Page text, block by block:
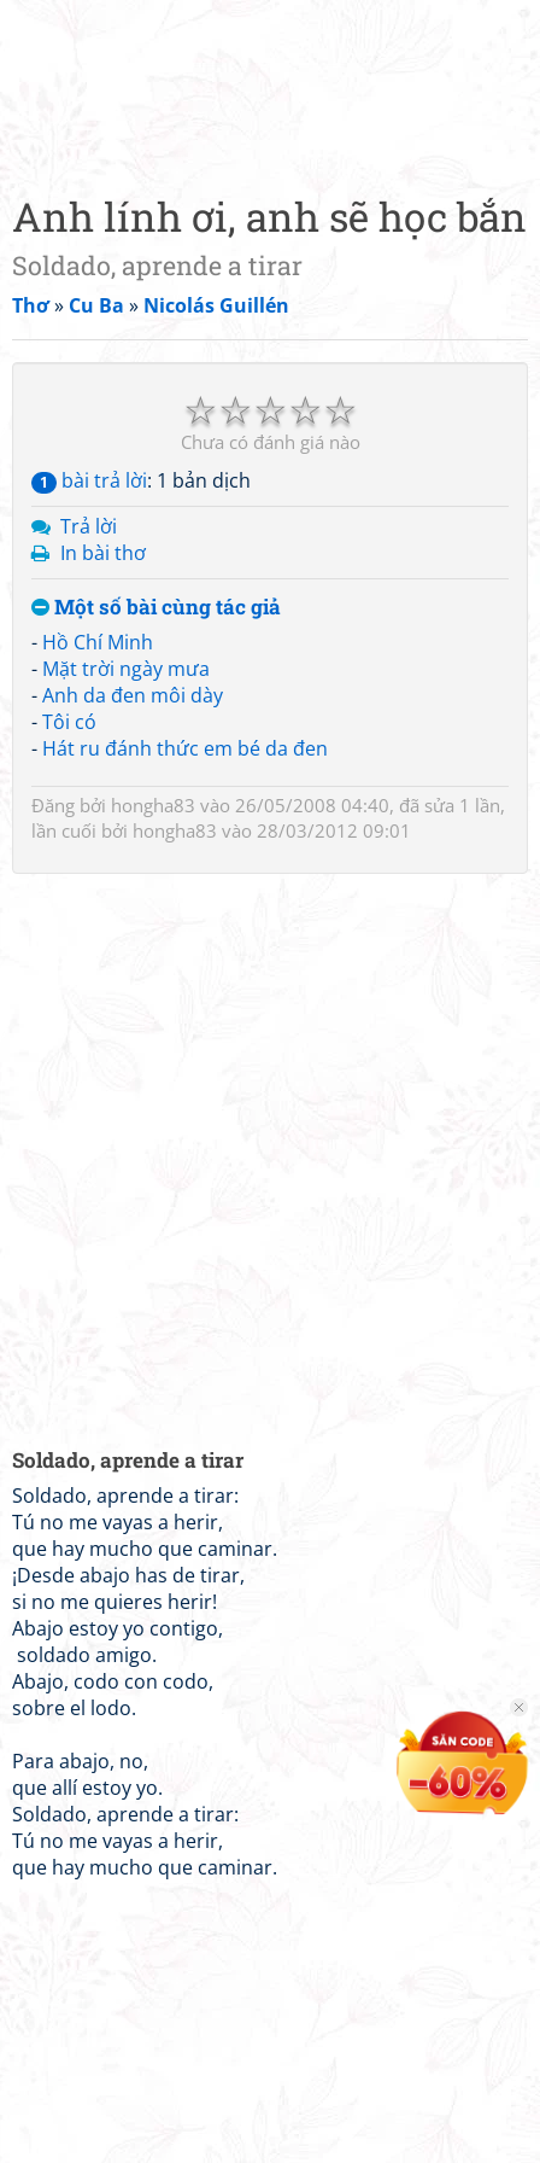
Anh lính ơi, anh sẽ học bắn
Soldado, aprende a tirar
Thơ» Cu Ba » Nicolás Guillén
☆
☆
☆
☆
☆
Chưa có đánh giá nào
1 bài trả lời: 1 bản dịch
Trả lời
In bài thơ
Một số bài cùng tác giả
- Hồ Chí Minh
- Mặt trời ngày mưa
-Anh da đen môi dày
-Tôi có
- Hát ru đánh thức em bé da đen
Đăng bởi hongha83 vào 26/05/2008 04:40, đã sửa 1 lần,
lần cuối bởi hongha83 vào 28/03/2012 09:01
Soldado, aprende a tirar
Soldado, aprende a tirar:
Tú no me vayas a herir,
que hay mucho que caminar.
¡Desde abajo has de tirar,
si no me quieres herir!
Abajo estoy yo contigo,
soldado amigo.
Abajo, codo con codo,
sobre el lodo.
Para abajo, no,
que allí estoy yo.
Soldado, aprende a tirar:
Tú no me vayas a herir,
que hay mucho que caminar.